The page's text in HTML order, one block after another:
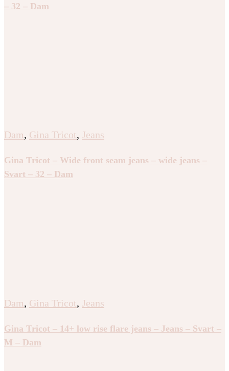
– 32 – Dam
Dam, Gina Tricot, Jeans
Gina Tricot – Wide front seam jeans – wide jeans –
Svart – 32 – Dam
Dam, Gina Tricot, Jeans
Gina Tricot – 14+ low rise flare jeans – Jeans – Svart –
M – Dam